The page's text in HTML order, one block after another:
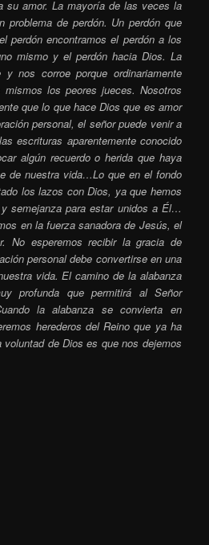
su amor. La mayoría de las veces la
problema de perdón. Un perdón que
perdón encontramos el perdón a los
mismo y el perdón hacia Dios. La
y nos corroe porque ordinariamente
los peores jueces. Nosotros
que lo que hace Dios que es amor
personal, el señor puede venir a
escrituras aparentemente conocido
algún recuerdo o herida que haya
de nuestra vida…Lo que en el fondo
los lazos con Dios, ya que hemos
semejanza para estar unidos a Él…
en la fuerza sanadora de Jesús, el
No esperemos recibir la gracia de
personal debe convertirse en una
vida. El camino de la alabanza
profunda que permitirá al Señor
la alabanza se convierta en
herederos del Reino que ya ha
de Dios es que nos dejemos